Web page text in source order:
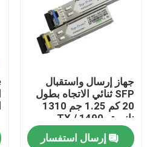
جولة في المعمل
اتصل بنا
أخبار
جهاز إرسال واستقبال
SFP ثنائي الاتجاه بطول
20 كم 1.25 جم 1310
نانومتر TX / 1490
نانومتر RX
إرسال استفسار